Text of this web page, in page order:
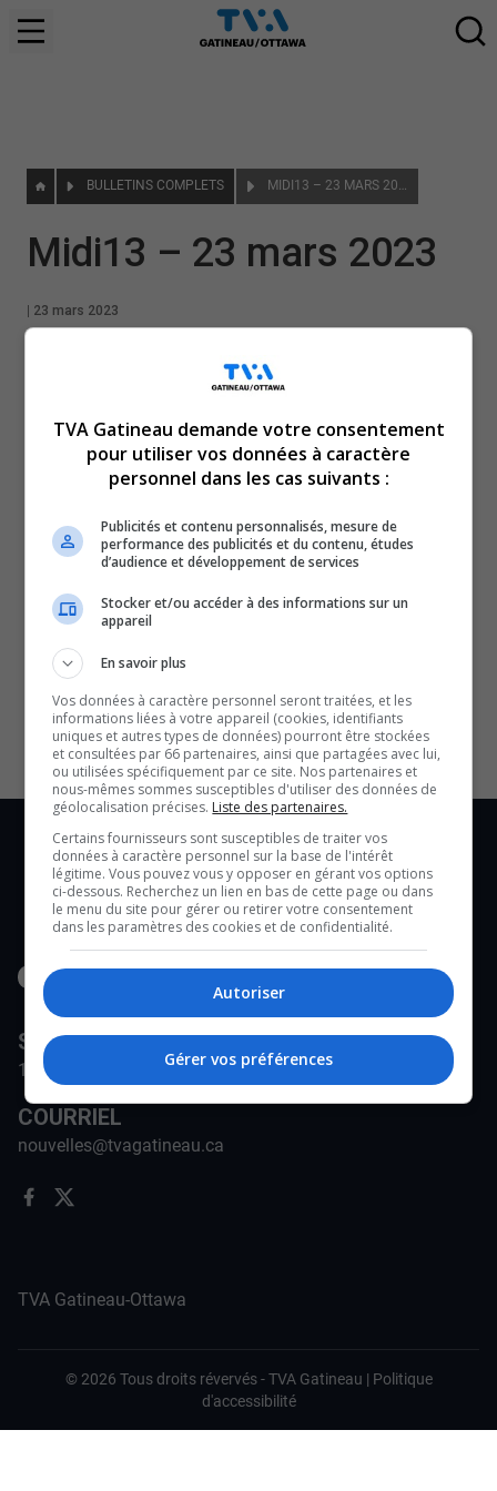
BULLETINS COMPLETS MIDI13 – 23 MARS 2023
Midi13 – 23 mars 2023
23 mars 2023
SOUTENIR NOS MÉDIAS, C’EST PROTÉGER NOTRE
CULTURE ET NOTRE ÉCONOMIE
STATION
171-A Rue Jean-Proulx, Gatineau, QC J8Z 1W5
COURRIEL
nouvelles@tvagatineau.ca
TVA Gatineau-Ottawa
© 2026 Tous droits révervés -TVA Gatineau | Politique
d'accessibilité
TVA Gatineau demande votre consentement
pour utiliser vos données à caractère
personnel dans les cas suivants :
Publicités et contenu personnalisés, mesure de
performance des publicités et du contenu, études
d’audience et développement de services
Stocker et/ou accéder à des informations sur un
appareil
En savoir plus
Vos données à caractère personnel seront traitées, et les
informations liées à votre appareil (cookies, identifiants
uniques et autres types de données) pourront être stockées
et consultées par 66 partenaires, ainsi que partagées avec lui,
ou utilisées spécifiquement par ce site. Nos partenaires et
nous-mêmes sommes susceptibles d'utiliser des données de
géolocalisation précises. Liste des partenaires.
Certains fournisseurs sont susceptibles de traiter vos
données à caractère personnel sur la base de l'intérêt
légitime. Vous pouvez vous y opposer en gérant vos options
ci-dessous. Recherchez un lien en bas de cette page ou dans
le menu du site pour gérer ou retirer votre consentement
dans les paramètres des cookies et de confidentialité.
Autoriser
Gérer vos préférences